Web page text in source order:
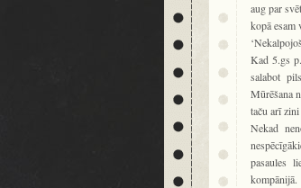
aug par
kopā esam
Kad 5.gs
salabot
Mūrēšana
taču arī
Nekad
pasaules